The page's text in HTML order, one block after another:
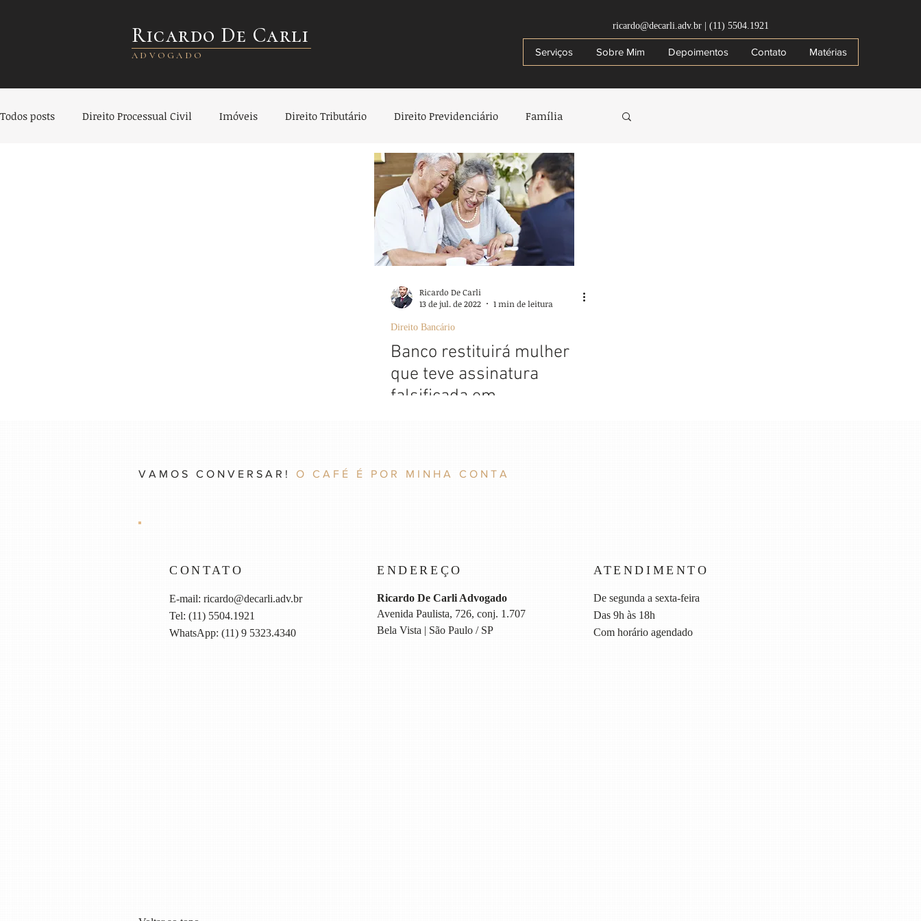
Ricardo De Carli
ADVOGADO
ricardo@decarli.adv.br (11) 5504.1921
Serviços Sobre Mim Depoimentos Contato Matérias
Todos posts Direito Processual Civil Imóveis Direito Tributário Direito Previdenciário Família
Herança e Testamentos Criança e Adolescente
Seguro e Plano de Saúde Direito Administrativo
Ricardo De Carli
13 de jul. de 2022
1 min de leitura
Direito Bancário
Banco restituirá mulher
que teve assinatura
falsificada em
VAMOS CONVERSAR! O CAFÉ É POR MINHA CONTA
CONTATO
E-mail: ricardo@decarli.adv.br
Tel: (11) 5504.1921
WhatsApp: (11) 9 5323.4340
ENDEREÇO
Ricardo De Carli Advogado
Avenida Paulista, 726, conj. 1.707
Bela Vista | São Paulo / SP
ATENDIMENTO
De segunda a sexta-feira
Das 9h às 18h
Com horário agendado